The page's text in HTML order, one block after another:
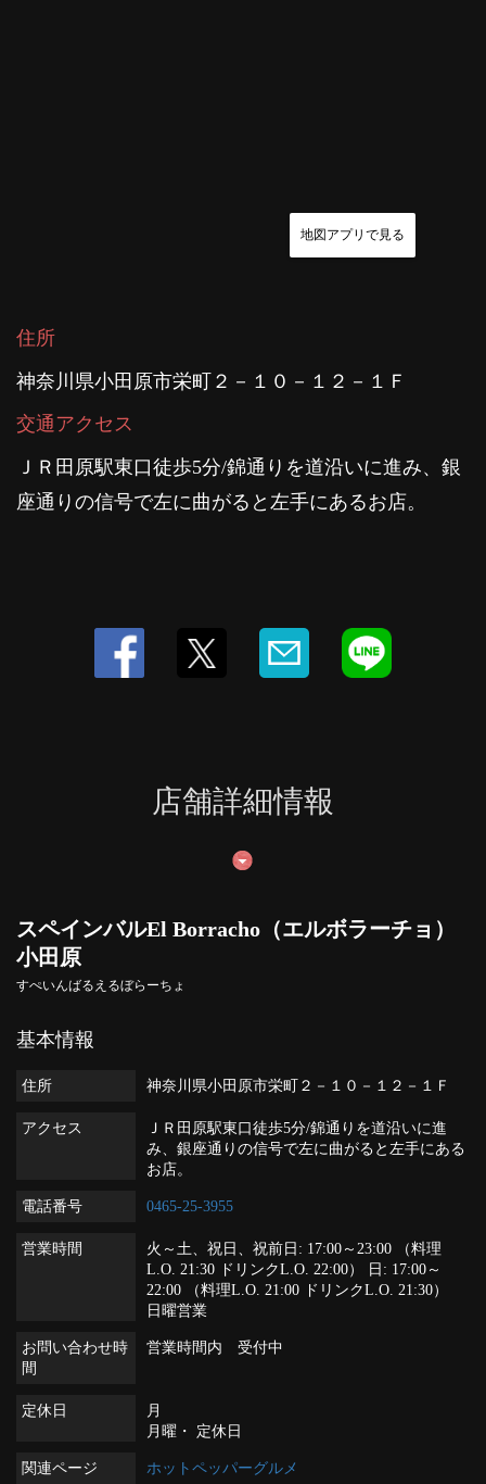
地図アプリで見る
住所
神奈川県小田原市栄町２－１０－１２－１Ｆ
交通アクセス
ＪＲ田原駅東口徒歩5分/錦通りを道沿いに進み、銀
座通りの信号で左に曲がると左手にあるお店。
店舗詳細情報
スペインバルEl Borracho（エルボラーチョ）
小田原
すぺいんばるえるぼらーちょ
基本情報
住所 神奈川県小田原市栄町２－１０－１２－１Ｆ
アクセス
ＪＲ田原駅東口徒歩5分/錦通りを道沿いに進
み、銀座通りの信号で左に曲がると左手にある
お店。
電話番号 0465-25-3955
営業時間
火～土、祝日、祝前日: 17:00～23:00 （料理
L.O. 21:30 ドリンクL.O. 22:00） 日: 17:00～
22:00 （料理L.O. 21:00 ドリンクL.O. 21:30）
日曜営業
お問い合わせ時
間
営業時間内 受付中
定休日
月
月曜・ 定休日
関連ページ ホットペッパーグルメ